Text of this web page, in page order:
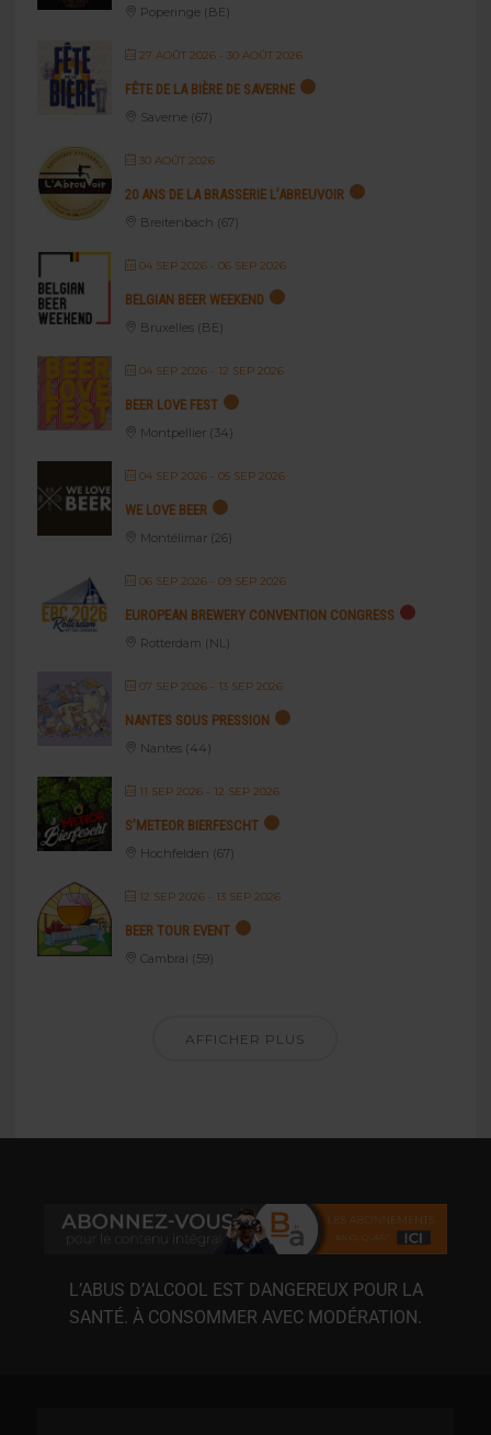
Poperinge (BE)
27 AOÛT 2026- 30 AOÛT 2026
FÊTE DE LA BIÈRE DE SAVERNE
Saverne (67)
30 AOÛT 2026
20 ANS DE LA BRASSERIE L’ABREUVOIR
Breitenbach (67)
04 SEP 2026- 06 SEP 2026
BELGIAN BEER WEEKEND
Bruxelles (BE)
04 SEP 2026- 12 SEP 2026
BEER LOVE FEST
Montpellier (34)
04 SEP 2026- 05 SEP 2026
WE LOVE BEER
Montélimar (26)
06 SEP 2026- 09 SEP 2026
EUROPEAN BREWERY CONVENTION CONGRESS
Rotterdam (NL)
07 SEP 2026- 13 SEP 2026
NANTES SOUS PRESSION
Nantes (44)
11 SEP 2026- 12 SEP 2026
S’METEOR BIERFESCHT
Hochfelden (67)
12 SEP 2026- 13 SEP 2026
BEER TOUR EVENT
Cambrai (59)
AFFICHER PLUS
L’ABUS D’ALCOOL EST DANGEREUX POUR LA
SANTÉ. À CONSOMMER AVEC MODÉRATION.